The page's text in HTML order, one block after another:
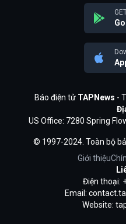
Báo điện tử TAPNews -
US Office: 7280 Spring
© 1997-2024. Toàn bộ
Giới thiệu
Điện thoại:
Email:
Website: